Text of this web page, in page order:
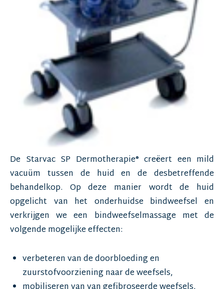
De Starvac SP Dermotherapie® creëert een mild
vacuüm tussen de huid en de desbetreffende
behandelkop. Op deze manier wordt de huid
opgelicht van het onderhuidse bindweefsel en
verkrijgen we een bindweefselmassage met de
volgende mogelijke effecten:
verbeteren van de doorbloeding en
zuurstofvoorziening naar de weefsels,